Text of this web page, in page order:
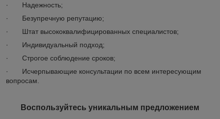
· Надежность;
· Безупречную репутацию;
· Штат высококвалифицированных специалистов;
· Индивидуальный подход;
· Строгое соблюдение сроков;
· Исчерпывающие консультации по всем интересующим
вопросам.
Воспользуйтесь уникальным предложением